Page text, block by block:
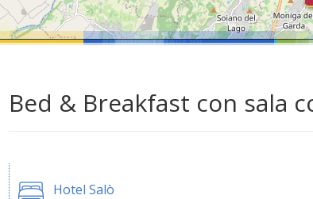
Bed & Breakfast con sala
Hotel Salò